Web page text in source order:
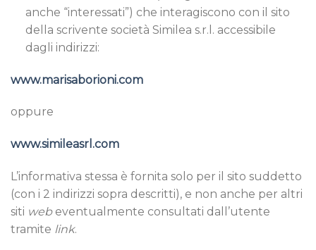
anche “interessati”) che interagiscono con il sito
della scrivente società Similea s.r.l. accessibile
dagli indirizzi:
www.marisaborioni.com
oppure
www.simileasrl.com
L’informativa stessa è fornita solo per il sito suddetto
(con i 2 indirizzi sopra descritti), e non anche per altri
siti webeventualmente consultati dall’utente
tramite link.